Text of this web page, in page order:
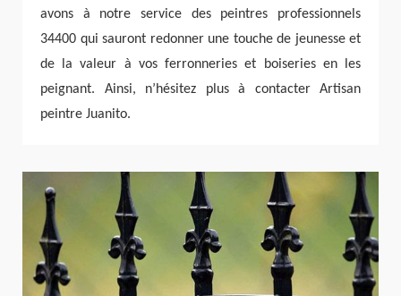
avons à notre service des peintres professionnels
34400 qui sauront redonner une touche de jeunesse et
de la valeur à vos ferronneries et boiseries en les
peignant. Ainsi, n’hésitez plus à contacter Artisan
peintre Juanito.